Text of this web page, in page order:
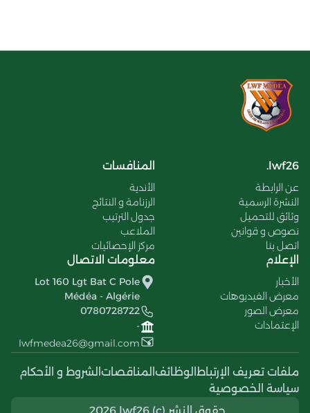
lwf26.
عن الرابطة
النشرة الرسمية
وثائق للتحميل
نصوص و قوانين
اتصل بنا
المنافسات
الأندية
الرزنامة و النتائج
جدول الترتيب
الملاعب
مركز الإحصائيات
الإعلام
الأخبار
معرض الفيديوهات
معرض الصور
الإعتمادات
معلومات الاتصال
Lot 160 Lgt Bat C Pole
Médéa - Algérie
0780728722
-
lwfmedea26@gmail.com
ملفات تعريف الإرتباط الوظائف المناقصات الشروط و الأحكام
سياسة الخصوصية
حقوق النشر (c) 2026 lwf26..